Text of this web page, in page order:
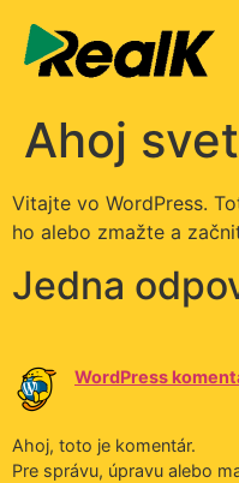
Ahoj
Vitajte vo WordPress.
ho alebo zmažte a
Jedna
WordPress
Ahoj, toto je komentár.
Pre správu, úpravu alebo